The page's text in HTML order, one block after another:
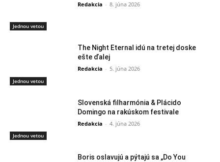
Jednou vetou
Redakcia - 8. júna 2026
Jednou vetou
The Night Eternal idú na tretej doske
ešte ďalej
Redakcia - 5. júna 2026
Jednou vetou
Slovenská filharmónia & Plácido
Domingo na rakúskom festivale
Redakcia - 4. júna 2026
Boris oslavujú a pýtajú sa „Do You